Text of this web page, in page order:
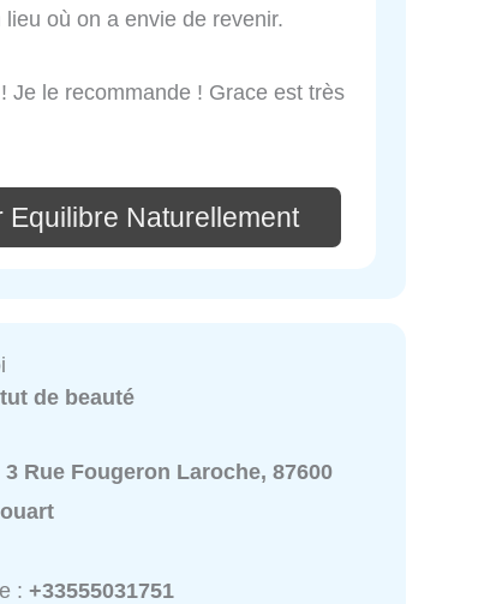
où on a envie de revenir.
Je le recommande ! Grace est très
Naturellement
de beauté
3 Rue Fougeron Laroche, 87600
:+33555031751